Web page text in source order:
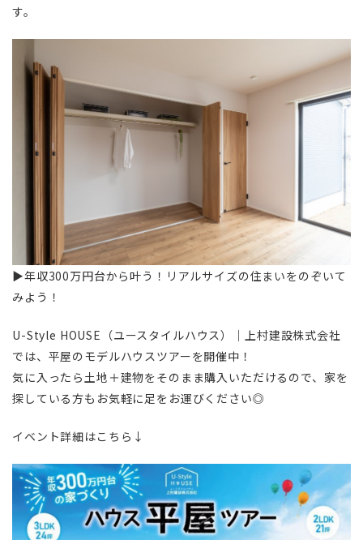
す。
▶︎年収300万円台から叶う！リアルサイズの住まいをのぞいて
みよう！
U-Style HOUSE（ユースタイルハウス）｜上村建設株式会社
では、平屋のモデルハウスツアーを開催中！
気に入ったら土地＋建物をそのまま購入いただけるので、家を
探している方もお気軽に足をお運びください◎
イベント詳細はこちら↓